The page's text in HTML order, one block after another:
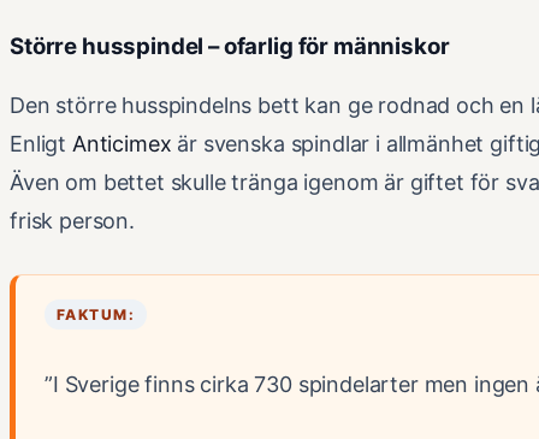
Större husspindel – ofarlig för människor
Den större husspindelns bett kan ge rodnad och
Enligt Anticimex är svenska spindlar i allmänhet
Även om bettet skulle tränga igenom är giftet för
frisk person.
FAKTUM:
”I Sverige finns cirka 730 spindelarter men